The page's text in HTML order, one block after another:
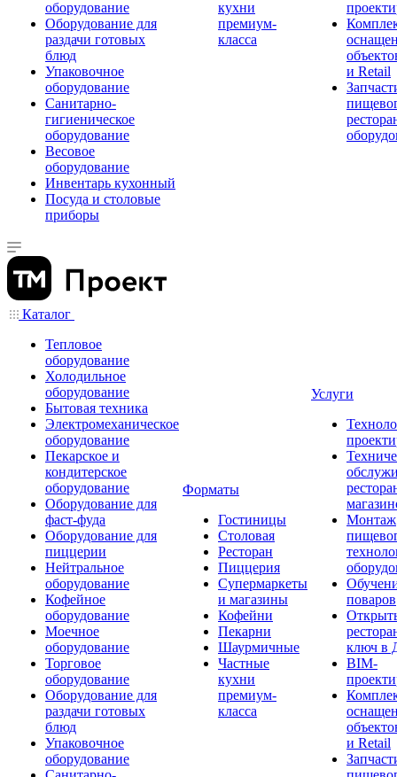
оборудование
Оборудование для
раздачи готовых
блюд
Упаковочное
оборудование
Санитарно-
гигиеническое
оборудование
Весовое
оборудование
Инвентарь кухонный
Посуда и столовые
приборы
кухни
премиум-
класса
и Retail
Каталог
Тепловое
оборудование
Холодильное
оборудование
Бытовая техника
Электромеханическое
оборудование
Пекарское и
кондитерское
оборудование
Оборудование для
фаст-фуда
Оборудование для
пиццерии
Нейтральное
оборудование
Кофейное
оборудование
Моечное
оборудование
Торговое
оборудование
Оборудование для
раздачи готовых
блюд
Упаковочное
оборудование
Форматы
Гостиницы
Столовая
Ресторан
Пиццерия
Супермаркеты
и магазины
Кофейни
Пекарни
Шаурмичные
Частные
кухни
премиум-
класса
Услуги
Монтаж
поваров
ключ в
BIM-
и Retail